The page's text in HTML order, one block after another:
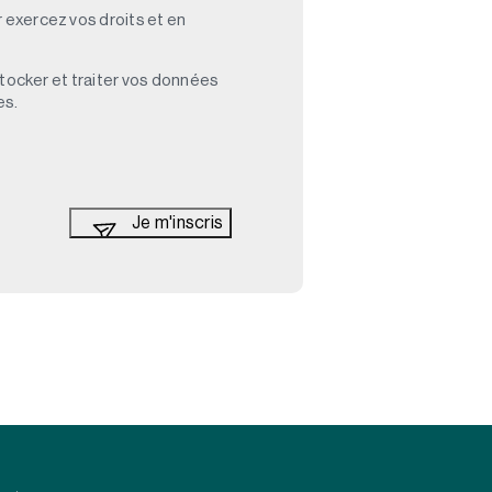
exercez vos droits et en
et traiter vos données